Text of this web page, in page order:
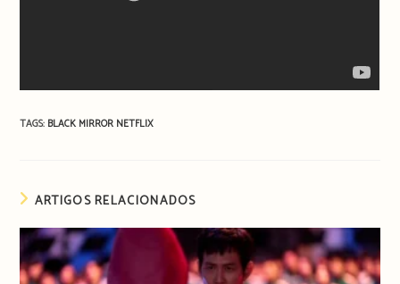
TAGS: BLACK MIRROR NETFLIX
ARTIGOS RELACIONADOS